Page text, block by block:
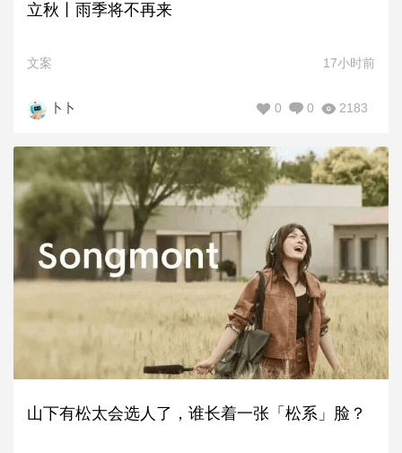
立秋丨雨季将不再来
文案 17小时前
卜卜 2183
0
0
山下有松太会选人了，谁长着一张「松系」脸？